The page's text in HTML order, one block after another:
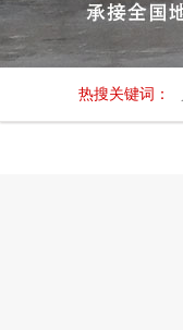
热搜关键词：